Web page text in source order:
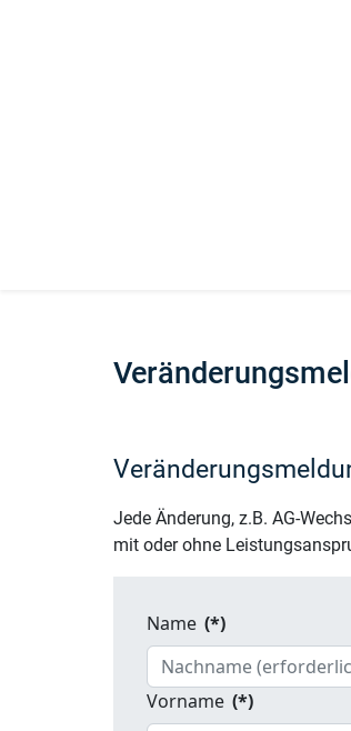
Jede Änderung, z.B. AG-
mit oder ohne
Name (*)
Vorname (*)